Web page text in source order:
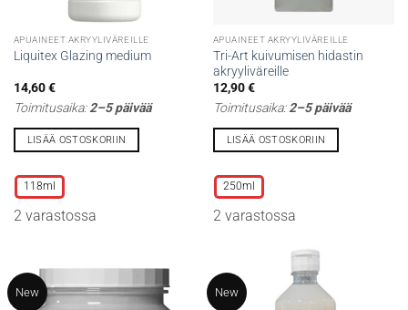
APUAINEET AKRYYLIVÄREILLE
Liquitex Glazing medium
14,60€
Toimitusaika:2–5 päivää
LISÄÄ OSTOSKORIIN
tuotteella
on
useampi
tehdä
valinnat
118ml
2 varastossa
APUAINEET AKRYYLIVÄREILLE
Tri-Art kuivumisen hidastin
akryyliväreille
12,90€
Toimitusaika:2–5 päivää
LISÄÄ OSTOSKORIIN
tuotteella
on
useampi
tehdä
valinnat
250ml
2 varastossa
New New